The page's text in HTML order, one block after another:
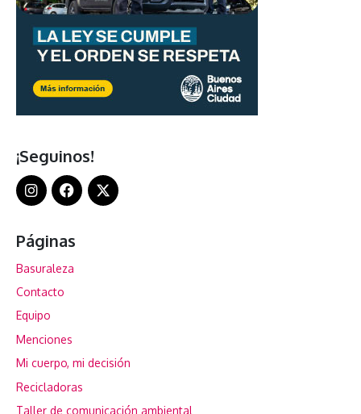
¡Seguinos!
Páginas
Basuraleza
Contacto
Equipo
Menciones
Mi cuerpo, mi decisión
Recicladoras
Taller de comunicación ambiental